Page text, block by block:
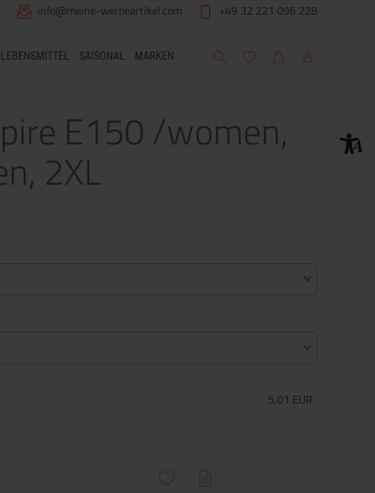
info@meine-werbeartikel.com +49 32 221 096 228
LEBENSMITTEL SAISONAL MARKEN Suche Meine Wunschliste
WarenkorbMein Account
E150 /women,
2XL
5,01 EUR